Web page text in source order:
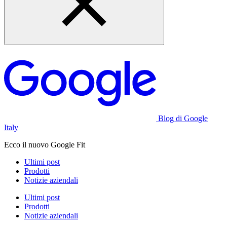
Blog di Google
Italy
Ecco il nuovo Google Fit
Ultimi post
Prodotti
Notizie aziendali
Ultimi post
Prodotti
Notizie aziendali